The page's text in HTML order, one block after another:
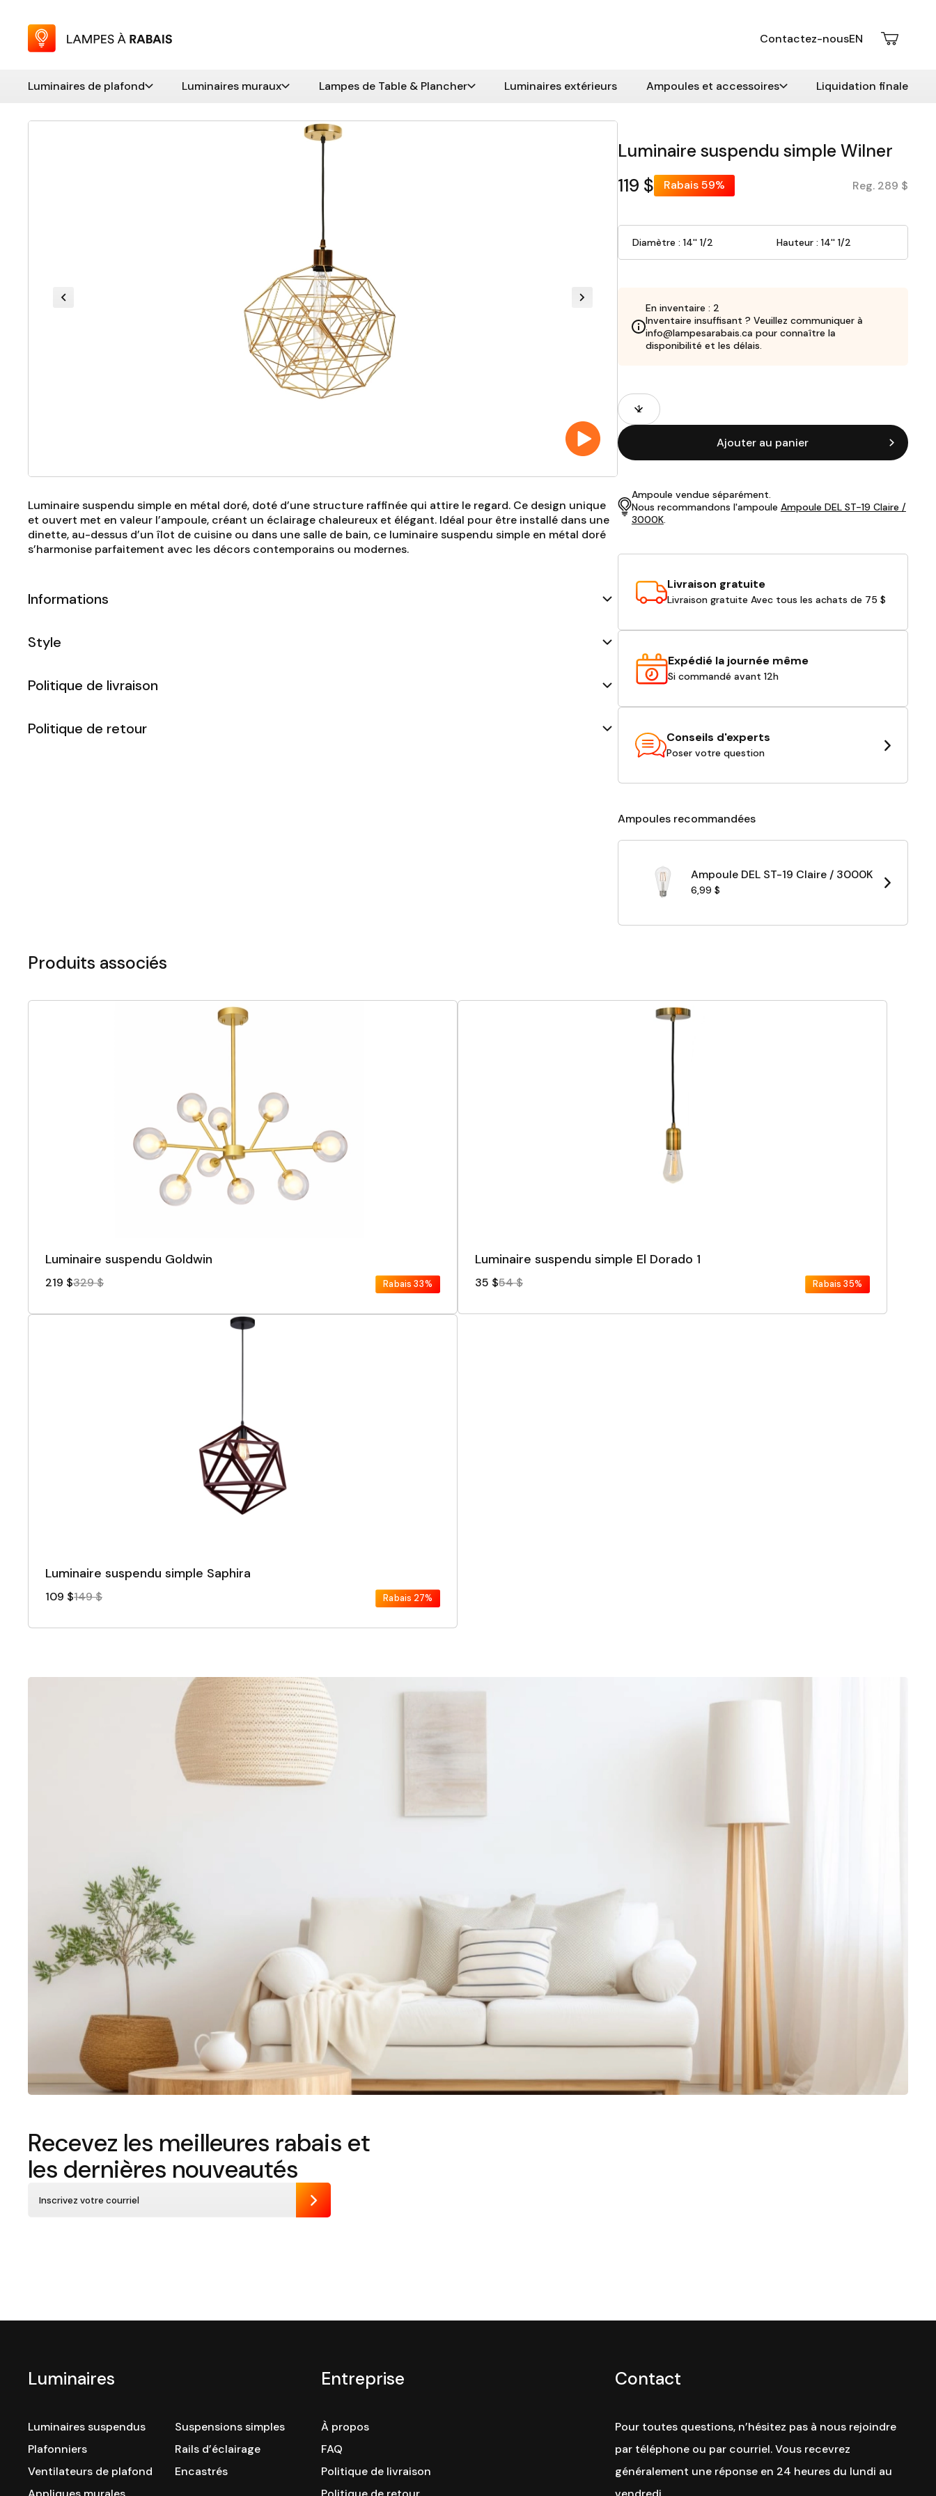
Contactez-nousEN
Luminaires de plafond Luminaires muraux Lampes de Table & Plancher Luminaires extérieurs Ampoules et accessoires Liquidation finale
Luminaire suspendu simple en métal doré, doté d’une structure raffinée qui attire le regard. Ce design unique
et ouvert met en valeur l’ampoule, créant un éclairage chaleureux et élégant. Idéal pour être installé dans une
dinette, au-dessus d’un îlot de cuisine ou dans une salle de bain, ce luminaire suspendu simple en métal doré
s’harmonise parfaitement avec les décors contemporains ou modernes.
Informations
Style
Politique de livraison
Politique de retour
Luminaire suspendu simple Wilner
119 $
Rabais59% Reg. 289 $
Diamètre : 14'' 1/2 Hauteur : 14'' 1/2
En inventaire : 2
Inventaire insuffisant ? Veuillez communiquer à
info@lampesarabais.ca pour connaître la
disponibilité et les délais.
Champs
de
produits
Quantité
Ajouter au panier
Ampoule vendue séparément.
Nous recommandons l'ampoule Ampoule DEL ST-19 Claire /
3000K.
Livraison gratuite
Livraison gratuite Avec tous les achats de 75 $
Expédié la journée même
Si commandé avant 12h
Conseils d'experts
Poser votre question
Ampoules recommandées
Ampoule DEL ST-19 Claire / 3000K
6,99 $
Produits associés
Luminaire suspendu Goldwin
219 $329 $ Rabais 33%
Luminaire suspendu simple El Dorado 1
35 $54 $ Rabais 35%
Luminaire suspendu simple Saphira
109 $149 $ Rabais 27%
Recevez les meilleures rabais et
les dernières nouveautés
Envoyer
Luminaires
Luminaires suspendus
Suspensions simples
Plafonniers
Rails d’éclairage
Ventilateurs de plafond
Encastrés
Entreprise
À propos
FAQ
Politique de livraison
Contact
Pour toutes questions, n’hésitez pas à nous rejoindre
par téléphone ou par courriel. Vous recevrez
généralement une réponse en 24 heures du lundi au